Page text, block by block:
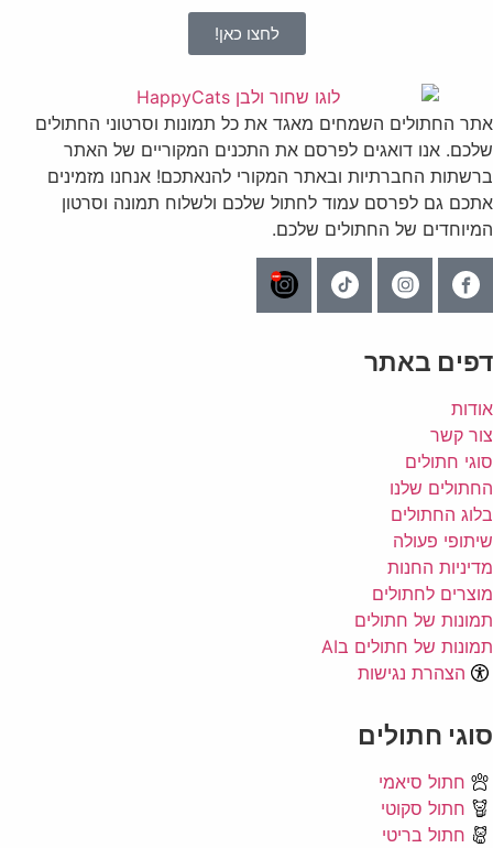
לחצו כאן!
אתר החתולים השמחים מאגד את כל תמונות וסרטוני החתולים
שלכם. אנו דואגים לפרסם את התכנים המקוריים של האתר
ברשתות החברתיות ובאתר המקורי להנאתכם! אנחנו מזמינים
אתכם גם לפרסם עמוד לחתול שלכם ולשלוח תמונה וסרטון
המיוחדים של החתולים שלכם.
דפים באתר
אודות
צור קשר
סוגי חתולים
החתולים שלנו
בלוג החתולים
שיתופי פעולה
מדיניות החנות
מוצרים לחתולים
תמונות של חתולים
תמונות של חתולים בAI
הצהרת נגישות
סוגי חתולים
חתול סיאמי
חתול סקוטי
חתול בריטי